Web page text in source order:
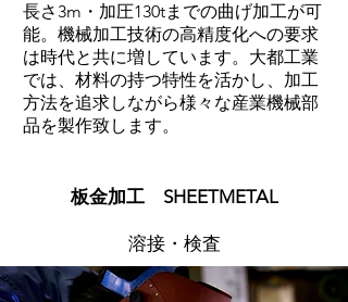
長さ3m・加圧130tまでの曲げ加工が可
能。機械加工技術の高精度化への要求
は時代と共に増しています。大都工業
では、材料の持つ特性を活かし、加工
方法を追求しながら様々な産業機械部
品を製作致します。
​板金加工 SHEETMETAL
​溶接・検査